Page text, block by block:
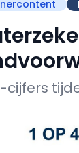
cijfers